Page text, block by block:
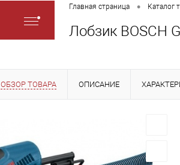
Главная страница • Каталог
Лобзик BOSCH
ОБЗОР ТОВАРА ОПИСАНИЕ